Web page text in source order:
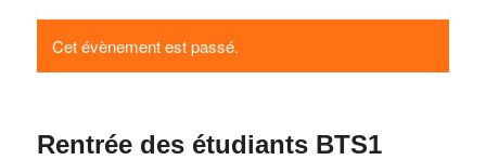
Cet évènement est passé.
Rentrée des étudiants BTS1